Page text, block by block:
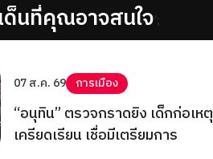
ด็นที่คุณอาจสนใจ';
07 ส.ค. 69 การเมือง
“อนุทิน” ตรวจกราดยิง เด็กก่อเหตุ
เครียดเรียน เชื่อมีเตรียมการ